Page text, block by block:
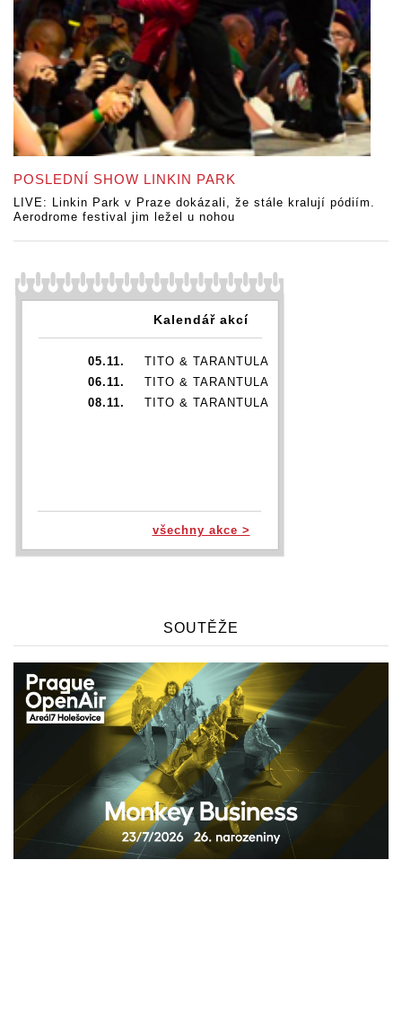
POSLEDNÍ SHOW LINKIN PARK
LIVE: Linkin Park v Praze dokázali, že stále kralují pódiím.
Aerodrome festival jim ležel u nohou
Kalendář akcí
05.11.
TITO & TARANTULA
06.11.
TITO & TARANTULA
08.11.
TITO & TARANTULA
všechny akce >
SOUTĚŽE